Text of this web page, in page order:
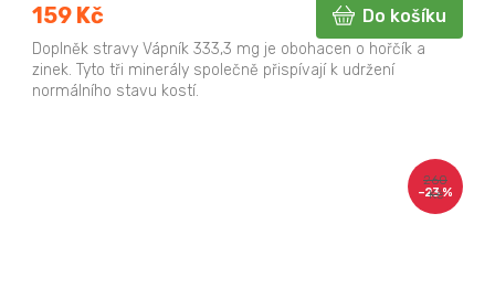
159 Kč Do košíku
Doplněk stravy Vápník 333,3 mg je obohacen o hořčík a
zinek. Tyto tři minerály společně přispívají k udržení
normálního stavu kostí.
260
Kč
–23 %